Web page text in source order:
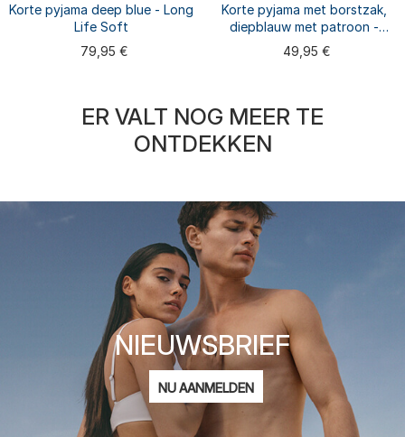
Korte pyjama deep blue - Long
Life Soft
79,95 €
Korte pyjama met borstzak,
diepblauw met patroon -
Comfort Essentials
49,95 €
ER VALT NOG MEER TE
ONTDEKKEN
NIEUWSBRIEF
E-
mailadres
NU AANMELDEN
Ik ben geïnteresseerd in: